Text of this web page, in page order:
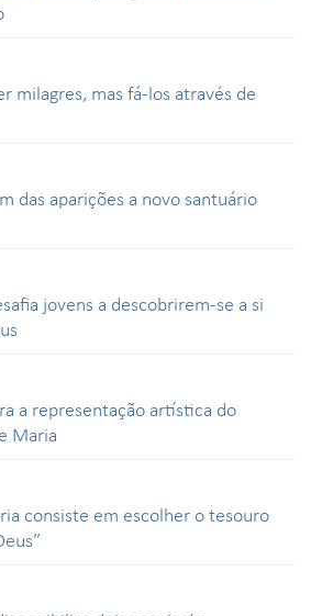
milagres, mas fá-los através de
das aparições a novo santuário
jovens a descobrirem-se a si
a representação artística do
Maria
consiste em escolher o tesouro